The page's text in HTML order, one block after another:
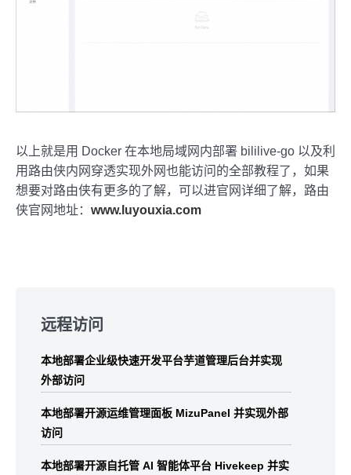
以上就是用 Docker 在本地局域网内部署 bililive-go 以及利
用路由侠内网穿透实现外网也能访问的全部教程了，如果
想要对路由侠有更多的了解，可以进官网详细了解，路由
侠官网地址： www.luyouxia.com
footer
远程访问
本地部署企业级快速开发平台芋道管理后台并实现
外部访问
本地部署开源运维管理面板 MizuPanel 并实现外部
访问
本地部署开源自托管 AI 智能体平台 Hivekeep 并实